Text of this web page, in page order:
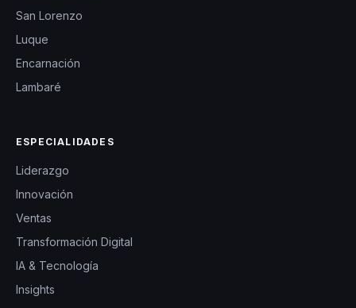
San Lorenzo
Luque
Encarnación
Lambaré
ESPECIALIDADES
Liderazgo
Innovación
Ventas
Transformación Digital
IA & Tecnología
Insights